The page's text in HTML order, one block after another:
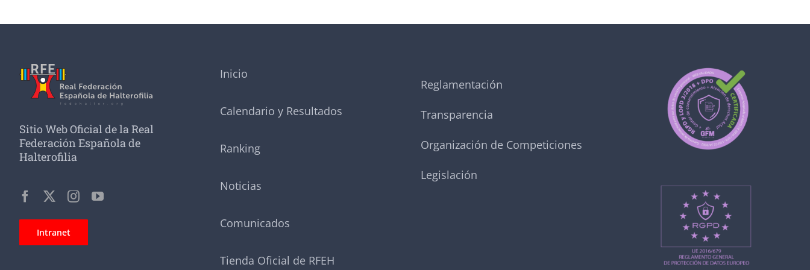
Sitio Web Oficial de la Real
Federación Española de
Halterofilia
Intranet
Inicio
Calendario y Resultados
Ranking
Noticias
Comunicados
Tienda Oficial de RFEH
Reglamentación
Transparencia
Organización de Competiciones
Legislación